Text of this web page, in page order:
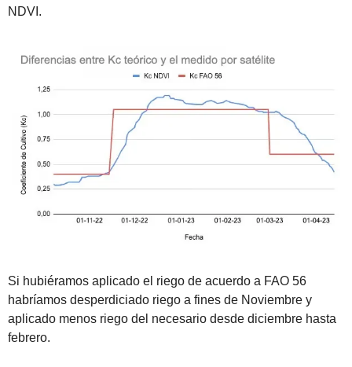
NDVI.
Si hubiéramos aplicado el riego de acuerdo a FAO 56
habríamos desperdiciado riego a fines de Noviembre y
aplicado menos riego del necesario desde diciembre hasta
febrero.